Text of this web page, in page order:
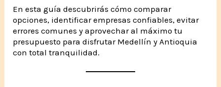
En esta guía descubrirás cómo comparar
opciones, identificar empresas confiables, evitar
errores comunes y aprovechar al máximo tu
presupuesto para disfrutar Medellín y Antioquia
con total tranquilidad.